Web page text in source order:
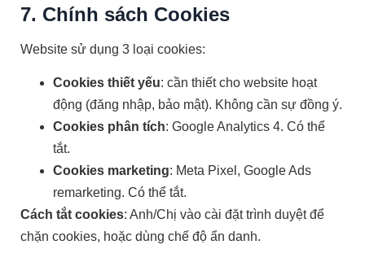
7. Chính sách Cookies
Website sử dụng 3 loại cookies:
Cookies thiết yếu: cần thiết cho website hoạt
động (đăng nhập, bảo mật). Không cần sự đồng ý.
Cookies phân tích: Google Analytics 4. Có thể
tắt.
Cookies marketing: Meta Pixel, Google Ads
remarketing. Có thể tắt.
Cách tắt cookies: Anh/Chị vào cài đặt trình duyệt để
chặn cookies, hoặc dùng chế độ ẩn danh.